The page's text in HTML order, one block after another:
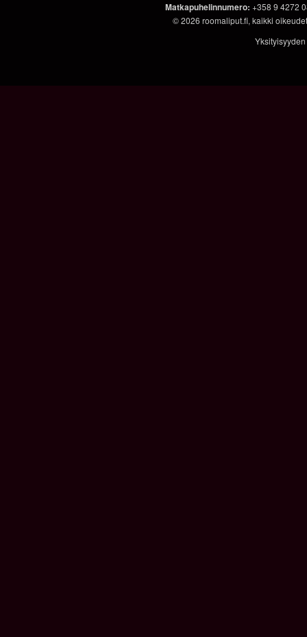
Matkapuhelinnumero: +358 9 4272
© 2026 roomaliput.fi, kaikki